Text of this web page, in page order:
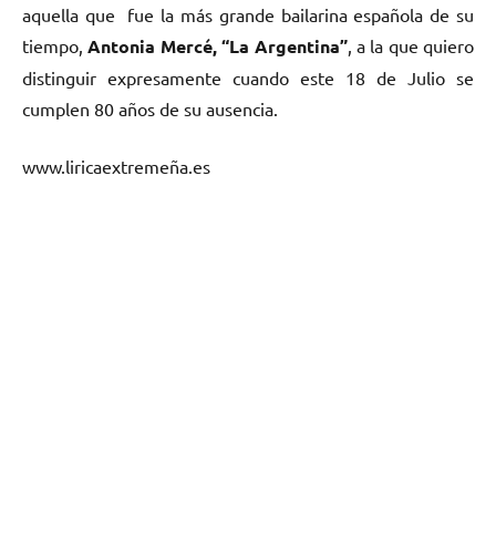
aquella que fue la más grande bailarina española de su
tiempo, Antonia Mercé, “La Argentina”, a la que quiero
distinguir expresamente cuando este 18 de Julio se
cumplen 80 años de su ausencia.
www.liricaextremeña.es